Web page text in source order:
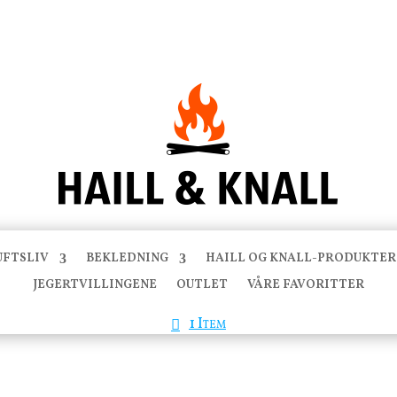
BEKLEDNING
HAILL OG KNALL-PRODUKTER
JEGERTVILLINGENE
OUTLET VÅRE FAVORITTER
1 Item